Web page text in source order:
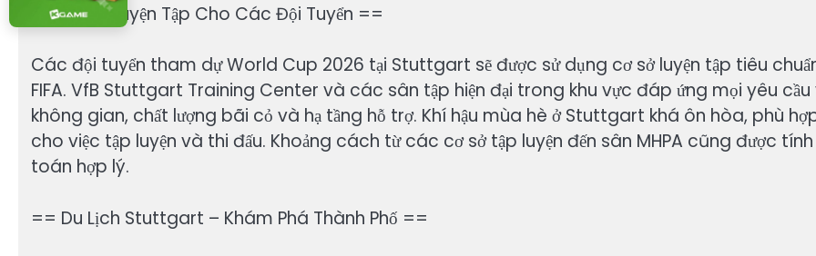
== Cơ Sở Luyện Tập Cho Các Đội Tuyển ==
Các đội tuyển tham dự World Cup 2026 tại Stuttgart sẽ được sử dụng cơ sở luyện tập tiêu
FIFA. VfB Stuttgart Training Center và các sân tập hiện đại trong khu vực đáp ứng mọi yêu cầu
không gian, chất lượng bãi cỏ và hạ tầng hỗ trợ. Khí hậu mùa hè ở Stuttgart khá ôn hòa, phù
cho việc tập luyện và thi đấu. Khoảng cách từ các cơ sở tập luyện đến sân MHPA cũng được tính
toán hợp lý.
== Du Lịch Stuttgart – Khám Phá Thành Phố ==